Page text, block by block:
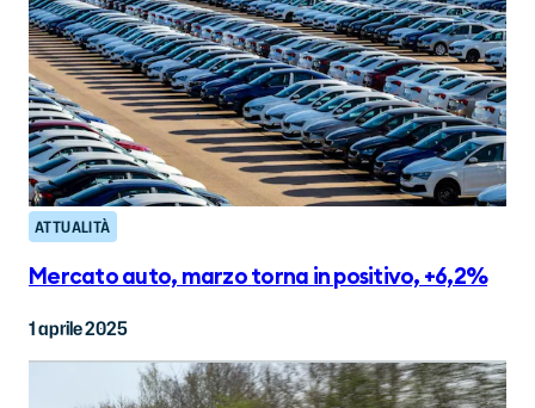
ATTUALITÀ
Mercato auto, marzo torna in positivo, +6,2%
1 aprile 2025